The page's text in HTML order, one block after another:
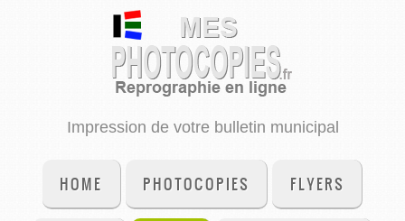
Impression de votre bulletin municipal
HOME PHOTOCOPIES FLYERS